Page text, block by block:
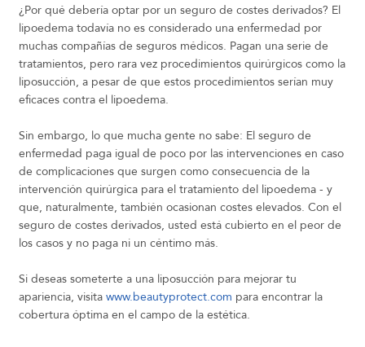
¿Por qué debería optar por un seguro de costes derivados? El
lipoedema todavía no es considerado una enfermedad por
muchas compañías de seguros médicos. Pagan una serie de
tratamientos, pero rara vez procedimientos quirúrgicos como la
liposucción, a pesar de que estos procedimientos serían muy
eficaces contra el lipoedema.
Sin embargo, lo que mucha gente no sabe: El seguro de
enfermedad paga igual de poco por las intervenciones en caso
de complicaciones que surgen como consecuencia de la
intervención quirúrgica para el tratamiento del lipoedema - y
que, naturalmente, también ocasionan costes elevados. Con el
seguro de costes derivados, usted está cubierto en el peor de
los casos y no paga ni un céntimo más.
Si deseas someterte a una liposucción para mejorar tu
apariencia, visita www.beautyprotect.com para encontrar la
cobertura óptima en el campo de la estética.